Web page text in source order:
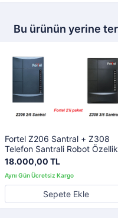
Bu ürünün yerine
Fortel Z206 Santral + Z308
Telefon Santrali Robot
18.000,00 TL
Sepete Ekle